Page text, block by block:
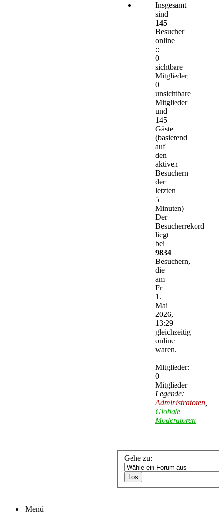
Insgesamt
sind
145
Besucher
online
::
0
sichtbare
Mitglieder,
0
unsichtbare
Mitglieder
und
145
Gäste
(basierend
auf
den
aktiven
Besuchern
der
letzten
5
Minuten)
Der
Besucherrekord
liegt
bei
9834
Besuchern,
die
am
Fr
1.
Mai
2026,
13:29
gleichzeitig
online
waren.
Mitglieder:
0
Mitglieder
Legende:
Administratoren
Globale
Moderatoren
Gehe zu:
Menü